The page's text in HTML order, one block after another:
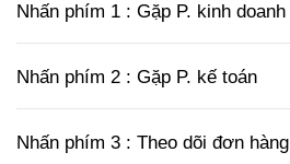
Nhấn phím 1 : Gặp P. kinh doanh
Nhấn phím 2 : Gặp P. kế toán
Nhấn phím 3 : Theo dõi đơn hàng